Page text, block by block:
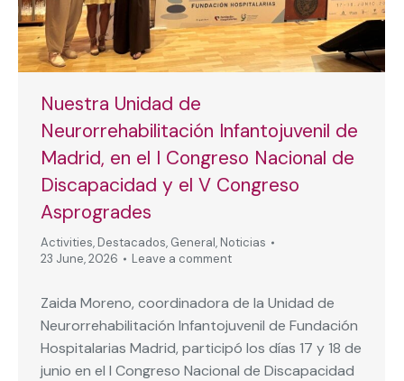
Nuestra Unidad de
Neurorrehabilitación Infantojuvenil de
Madrid, en el I Congreso Nacional de
Discapacidad y el V Congreso
Asprogrades
Activities, Destacados, General, Noticias
23 June, 2026
Leave a comment
Zaida Moreno, coordinadora de la Unidad de
Neurorrehabilitación Infantojuvenil de Fundación
Hospitalarias Madrid, participó los días 17 y 18 de
junio en el I Congreso Nacional de Discapacidad